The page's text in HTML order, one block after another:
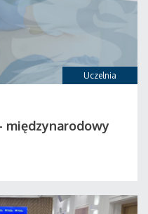
Uczelnia
międzynarodowy